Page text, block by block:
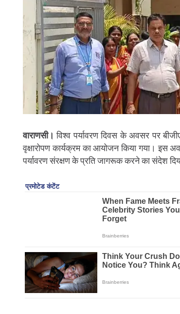
वाराणसी। विश्व पर्यावरण दिवस के अवसर पर
वृक्षारोपण कार्यक्रम का आयोजन किया गया। इस
पर्यावरण संरक्षण के प्रति जागरूक करने का संदेश